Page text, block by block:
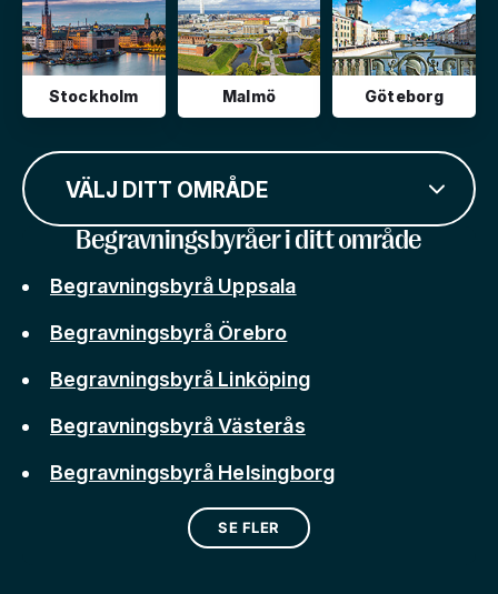
Stockholm Malmö Göteborg
VÄLJ DITT OMRÅDE
Begravningsbyråer i ditt område
Begravningsbyrå Uppsala
Begravningsbyrå Örebro
Begravningsbyrå Linköping
Begravningsbyrå Västerås
Begravningsbyrå Helsingborg
SE FLER